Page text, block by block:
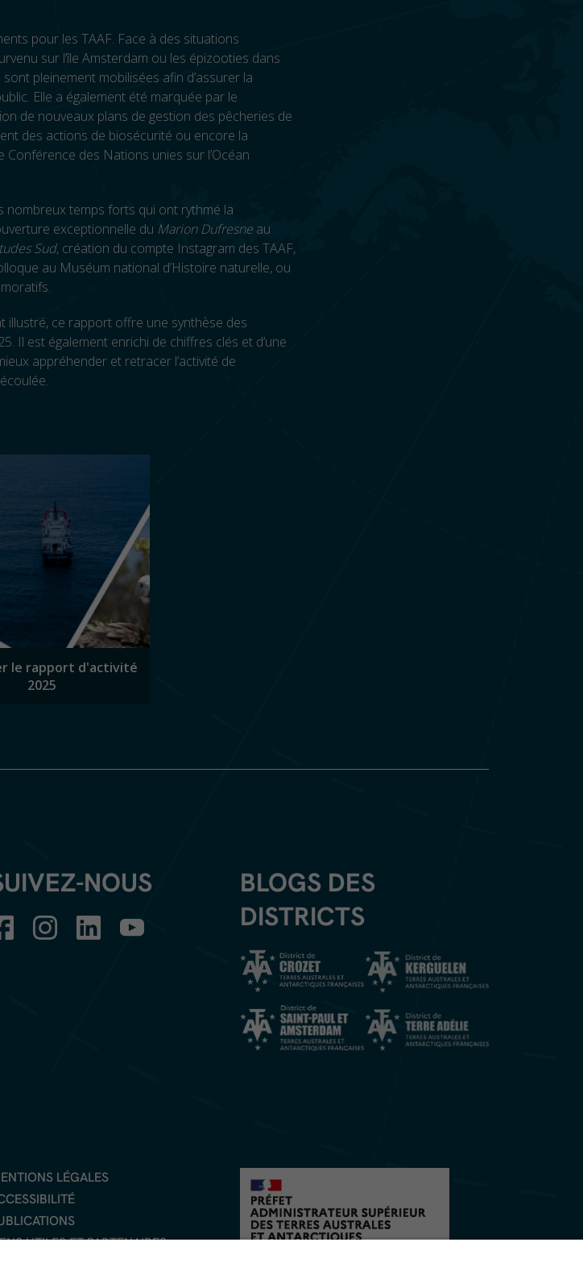
pour les TAAF. Face à des situations
sur l’île Amsterdam ou les épizooties dans
pleinement mobilisées afin d’assurer la
Elle a également été marquée par le
de nouveaux plans de gestion des pêcheries de
des actions de biosécurité ou encore la
des Nations unies sur l’Océan
nombreux temps forts qui ont rythmé la
exceptionnelle du Marion Dufresne au
Sud, création du compte Instagram des TAAF,
au Muséum national d’Histoire naturelle, ou
illustré, ce rapport offre une synthèse des
Il est également enrichi de chiffres clés et d’une
appréhender et retracer l’activité de
le rapport d'activité
2025
NOUS
BLOGS DES
DISTRICTS
LÉGALES
UTILES ET PARTENAIRES